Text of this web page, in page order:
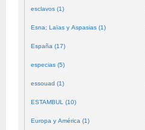
esclavos (1)
Esna; Laïas y Aspasias (1)
España (17)
especias (5)
essouad (1)
ESTAMBUL (10)
Europa y América (1)